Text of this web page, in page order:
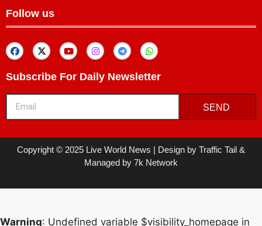
Follow us
Subscribe For Daily Newsletter
SEND
Copyright © 2025 Live World News | Design by Traffic Tail &
Managed by 7k Network
Warning: Undefined variable $visibility_homepage in